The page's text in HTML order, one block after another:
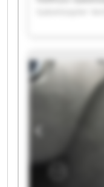
Gabelstapler
Gabelstapler
Gabelstapler
Gabelstapler
Gabelstapler
Gabelstapler
Gabelstapler
Gabelstapler
Gabelstapler
Gabelstapler
Gabelstapler